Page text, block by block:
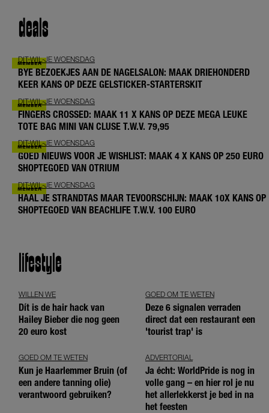
deals
DIT-WIL-JE WOENSDAG
BYE BEZOEKJES AAN DE NAGELSALON: MAAK DRIEHONDERD
KEER KANS OP DEZE GELSTICKER-STARTERSKIT
DIT-WIL-JE WOENSDAG
FINGERS CROSSED: MAAK 11 X KANS OP DEZE MEGA LEUKE
TOTE BAG MINI VAN CLUSE T.W.V. 79,95
DIT-WIL-JE WOENSDAG
GOED NIEUWS VOOR JE WISHLIST: MAAK 4 X KANS OP 250 EURO
SHOPTEGOED VAN OTRIUM
DIT-WIL-JE WOENSDAG
HAAL JE STRANDTAS MAAR TEVOORSCHIJN: MAAK 10X KANS OP
SHOPTEGOED VAN BEACHLIFE T.W.V. 100 EURO
lifestyle
WILLEN WE
Dít is de hair hack van
Hailey Bieber die nog geen
20 euro kost
GOED OM TE WETEN
Deze 6 signalen verraden
direct dat een restaurant een
'tourist trap' is
GOED OM TE WETEN
Kun je Haarlemmer Bruin (of
een andere tanning olie)
verantwoord gebruiken?
ADVERTORIAL
Ja écht: WorldPride is nog in
volle gang – en hier rol je nu
het allerlekkerst je bed in na
het feesten